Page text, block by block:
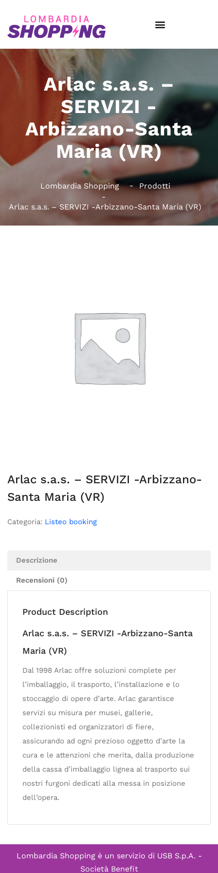
Arlac s.a.s. –
SERVIZI -
Arbizzano-Santa
Maria (VR)
Lombardia Shopping Prodotti
Arlac s.a.s. – SERVIZI -Arbizzano-Santa Maria (VR)
Arlac s.a.s. – SERVIZI -Arbizzano-
Santa Maria (VR)
Categoria: Listeo booking
Descrizione
Recensioni (0)
Product Description
Arlac s.a.s. – SERVIZI -Arbizzano-Santa
Maria (VR)
Dal 1998 Arlac offre soluzioni complete per
l’imballaggio, il trasporto, l’installazione e lo
stoccaggio di opere d’arte. Arlac garantisce
servizi su misura per musei, gallerie,
collezionisti ed organizzatori di fiere,
assicurando ad ogni prezioso oggetto d’arte la
cura e le attenzioni che merita, dalla produzione
della cassa d’imballaggio lignea al trasporto sui
nostri furgoni dedicati alla messa in posizione
dell’opera.
Lombardia Shopping è un servizio di USB S.p.A. -
Società Benefit